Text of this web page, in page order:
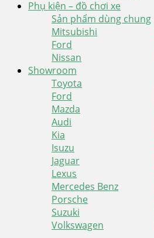
Phụ kiện – đồ chơi xe
Sản phẩm dùng chung
Mitsubishi
Ford
Nissan
Showroom
Toyota
Ford
Mazda
Audi
Kia
Isuzu
Jaguar
Lexus
Mercedes Benz
Porsche
Suzuki
Volkswagen